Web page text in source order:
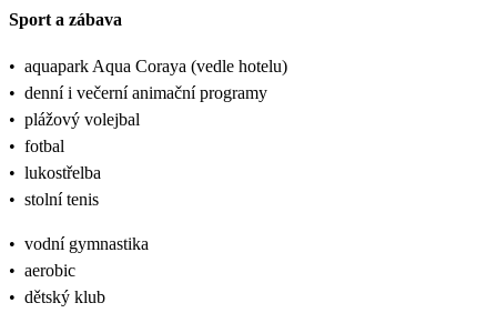
Sport a zábava
• aquapark Aqua Coraya (vedle hotelu)
• denní i večerní animační programy
• plážový volejbal
• fotbal
• lukostřelba
• stolní tenis
• vodní gymnastika
• aerobic
• dětský klub